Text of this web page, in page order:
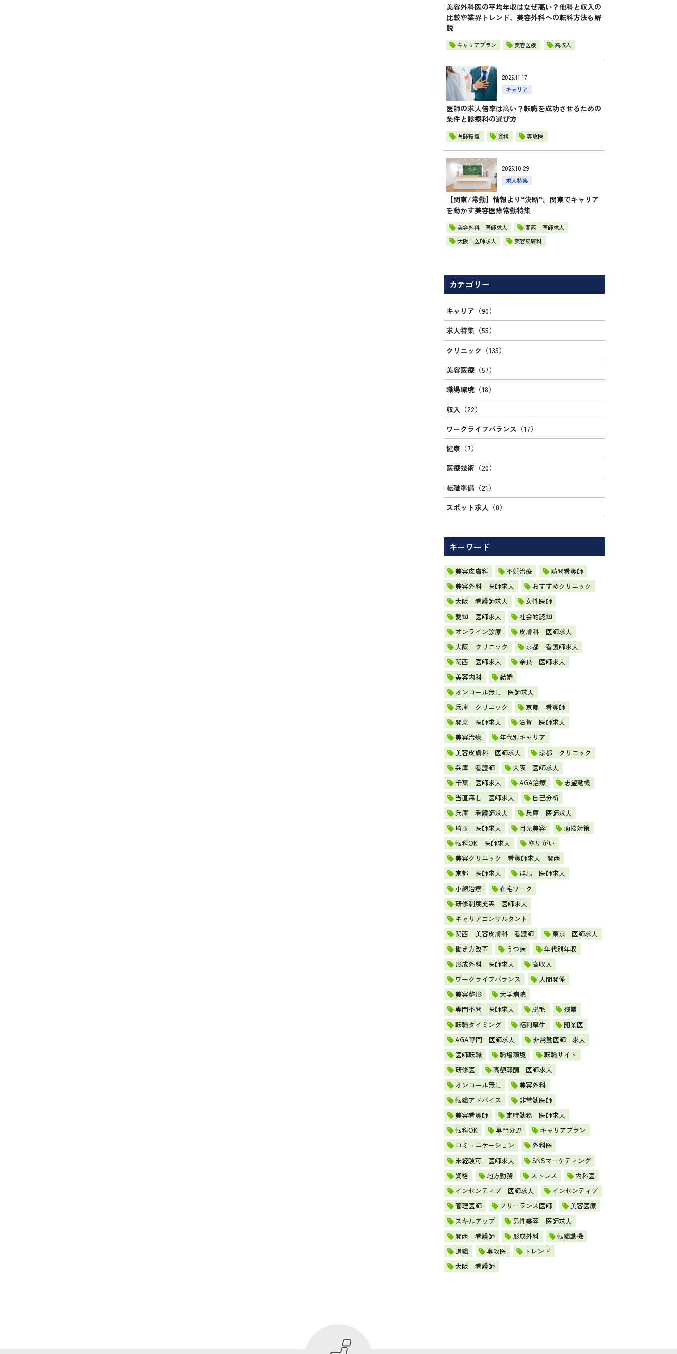
美容外科医の平均年収はなぜ高い？他科と収入の
比較や業界トレンド、美容外科への転科方法も解
説
キャリアプラン 美容医療 高収入
2025.11.17
キャリア
医師の求人倍率は高い？転職を成功させるための
条件と診療科の選び方
医師転職 資格 専攻医
2025.10.29
求人特集
【関東/常勤】情報より“決断”。関東でキャリア
を動かす美容医療常勤特集
美容外科 医師求人
関西 医師求人
大阪 医師求人
美容皮膚科
カテゴリー
キャリア （90）
求人特集 （55）
クリニック （135）
美容医療 （57）
職場環境 （18）
収入 （22）
ワークライフバランス （17）
健康 （7）
医療技術 （20）
転職準備 （21）
スポット求人 （0）
キーワード
美容皮膚科 不妊治療
訪問看護師
美容外科 医師求人
おすすめクリニック
大阪 看護師求人
女性医師
愛知 医師求人
社会的認知
オンライン診療
皮膚科 医師求人
大阪 クリニック
京都 看護師求人
関西 医師求人
奈良 医師求人
美容内科
結婚
オンコール無し 医師求人
兵庫 クリニック
京都 看護師
関東 医師求人
滋賀 医師求人
美容治療
年代別キャリア
美容皮膚科 医師求人
京都 クリニック
兵庫 看護師
大阪 医師求人
千葉 医師求人
AGA治療
志望動機
当直無し 医師求人
自己分析
兵庫 看護師求人
兵庫 医師求人
埼玉 医師求人
目元美容
面接対策
転科OK 医師求人
やりがい
美容クリニック 看護師求人 関西
京都 医師求人
群馬 医師求人
小顔治療
在宅ワーク
研修制度充実 医師求人
キャリアコンサルタント
関西 美容皮膚科 看護師
東京 医師求人
働き方改革
うつ病
年代別年収
形成外科 医師求人
高収入
ワークライフバランス
人間関係
美容整形
大学病院
専門不問 医師求人
脱毛
残業
転職タイミング
福利厚生
開業医
AGA専門 医師求人
非常勤医師 求人
医師転職
職場環境
転職サイト
研修医
高額報酬 医師求人
オンコール無し
美容外科
転職アドバイス
非常勤医師
美容看護師
定時勤務 医師求人
転科OK
専門分野
キャリアプラン
コミュニケーション
外科医
未経験可 医師求人
SNSマーケティング
資格
地方勤務 ストレス
内科医
インセンティブ 医師求人
インセンティブ
管理医師
フリーランス医師
美容医療
スキルアップ
男性美容 医師求人
関西 看護師
形成外科
転職動機
退職
専攻医
トレンド
大阪 看護師